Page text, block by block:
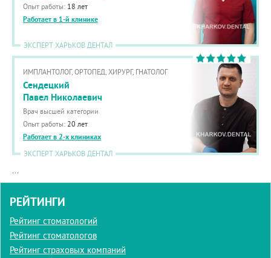
Опыт работы: 18 лет
Работает в 1-й клинике
ЭКСПЕРТ ХАРЬКОВ ДЕНТАЛ
ИМПЛАНТОЛОГ, ОРТОПЕД, ХИРУРГ, ГНАТОЛОГ
Сендецкий
Павел Николаевич
Врач высшей категории
Опыт работы: 20 лет
Работает в 2-х клиниках
ЭКСПЕРТ ХАРЬКОВ ДЕНТАЛ
...
РЕЙТИНГИ
Рейтинг стоматологий
Рейтинг стоматологов
Рейтинг страховых компаний